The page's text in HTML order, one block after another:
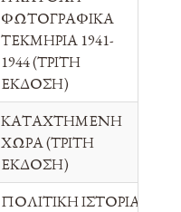
ΦΩΤΟΓΡΑΦΙΚΑ
ΤΕΚΜΗΡΙΑ 1941-
1944 (ΤΡΙΤΗ
ΕΚΔΟΣΗ)
ΚΑΤΑΧΤΗΜΕΝΗ
ΧΩΡΑ (ΤΡΙΤΗ
ΕΚΔΟΣΗ)
ΠΟΛΙΤΙΚΗ ΙΣΤΟΡΙΑ